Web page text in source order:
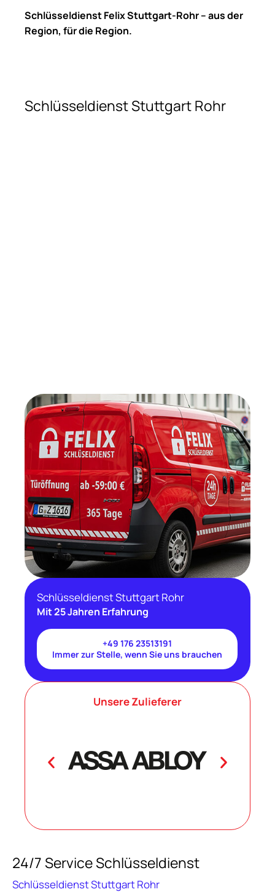
Schlüsseldienst Felix Stuttgart-Rohr – aus der
Region, für die Region.
Schlüsseldienst Stuttgart Rohr
Schlüsseldienst Stuttgart Rohr
Mit 25 Jahren Erfahrung
+49 176 23513191
Immer zur Stelle, wenn Sie uns brauchen
Unsere Zulieferer
24/7 Service Schlüsseldienst
Schlüsseldienst Stuttgart Rohr